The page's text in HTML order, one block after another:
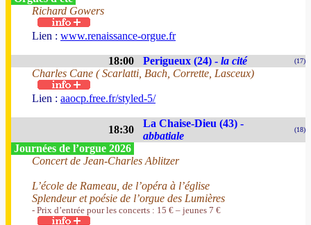
Richard Gowers
Lien : www.renaissance-orgue.fr
18:00 Perigueux (24) - la cité (17)
Charles Cane ( Scarlatti, Bach, Corrette, Lasceux)
Lien : aaocp.free.fr/styled-5/
18:30
La Chaise-Dieu (43) -
abbatiale
(18)
Journées de l’orgue 2026
Concert de Jean-Charles Ablitzer
L’école de Rameau, de l’opéra à l’église
Splendeur et poésie de l’orgue des Lumières
- Prix d’entrée pour les concerts : 15 € – jeunes 7 €